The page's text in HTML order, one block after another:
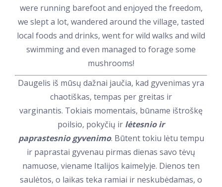
were running barefoot and enjoyed the freedom,
we slept a lot, wandered around the village, tasted
local foods and drinks, went for wild walks and wild
swimming and even managed to forage some
mushrooms!
Daugelis iš mūsų dažnai jaučia, kad gyvenimas yra
chaotiškas, tempas per greitas ir
varginantis. Tokiais momentais, būname ištroškę
poilsio, pokyčių ir lėtesnio ir
paprastesnio gyvenimo. Būtent tokiu lėtu tempu
ir paprastai gyvenau pirmas dienas savo tėvų
namuose, viename Italijos kaimelyje. Dienos ten
saulėtos, o laikas teka ramiai ir neskubėdamas, o